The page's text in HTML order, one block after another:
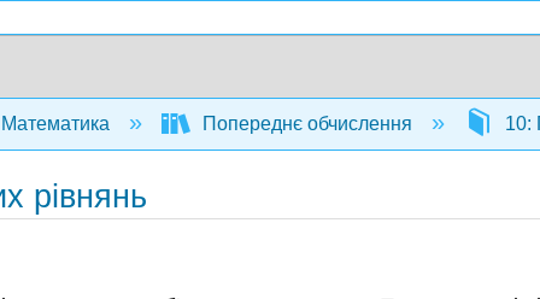
Попереднє обчислення 10:
рівнянь